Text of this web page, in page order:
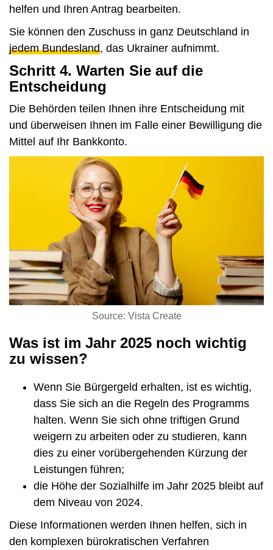
helfen und Ihren Antrag bearbeiten.
Sie können den Zuschuss in ganz Deutschland in
jedem Bundesland, das Ukrainer aufnimmt.
Schritt 4. Warten Sie auf die
Entscheidung
Die Behörden teilen Ihnen ihre Entscheidung mit
und überweisen Ihnen im Falle einer Bewilligung die
Mittel auf Ihr Bankkonto.
Source: Vista Create
Was ist im Jahr 2025 noch wichtig
zu wissen?
Wenn Sie Bürgergeld erhalten, ist es wichtig,
dass Sie sich an die Regeln des Programms
halten. Wenn Sie sich ohne triftigen Grund
weigern zu arbeiten oder zu studieren, kann
dies zu einer vorübergehenden Kürzung der
Leistungen führen;
die Höhe der Sozialhilfe im Jahr 2025 bleibt auf
dem Niveau von 2024.
Diese Informationen werden Ihnen helfen, sich in
den komplexen bürokratischen Verfahren